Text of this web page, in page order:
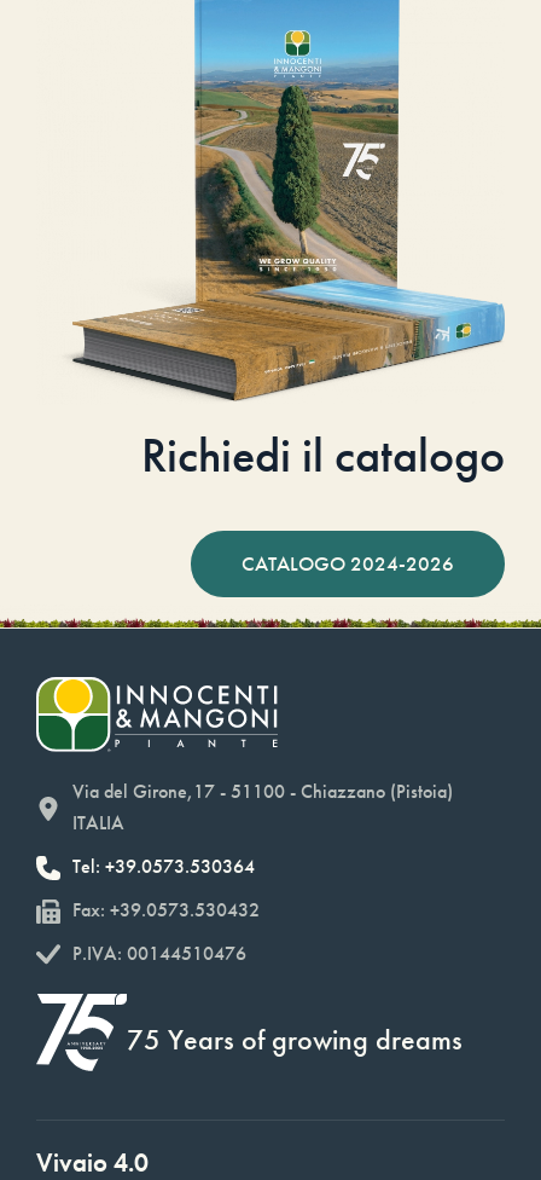
Richiedi il catalogo
CATALOGO 2024-2026
Via del Girone,17 - 51100 - Chiazzano (Pistoia)
ITALIA
Tel: +39.0573.530364
Fax: +39.0573.530432
P.IVA: 00144510476
75 Years of growing dreams
Vivaio 4.0